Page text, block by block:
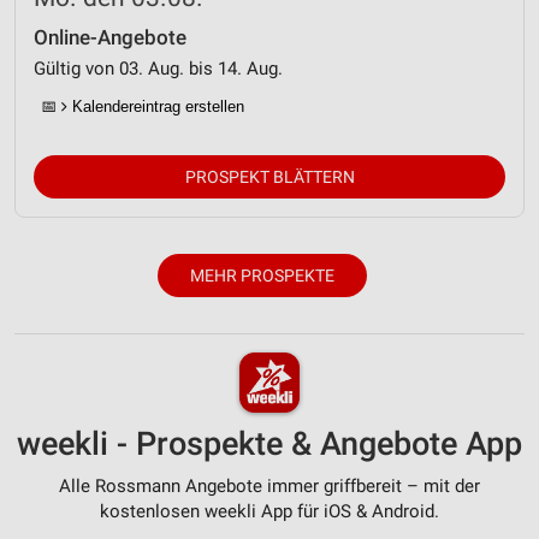
Online-Angebote
Gültig von 03. Aug. bis 14. Aug.
📅 Kalendereintrag erstellen
PROSPEKT BLÄTTERN
MEHR PROSPEKTE
weekli - Prospekte & Angebote App
Alle Rossmann Angebote immer griffbereit – mit der
kostenlosen weekli App für iOS & Android.
Erstellung von Profilen zur Personalisierung
von Inhalten
Verwendung von Profilen zur Auswahl
Messung der Werbeleistung
Analyse von Zielgruppen durch Statistiken oder
Kombinationen von Daten aus verschiedenen
Entwicklung und Verbesserung der Angebote
Verwendung reduzierter Daten zur Auswahl von
Inhalten
Verwendung genauer Standortdaten